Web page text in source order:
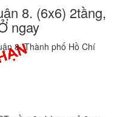
8. (6x6) 2tầng,
ngay
8, Thành phố Hồ Chí